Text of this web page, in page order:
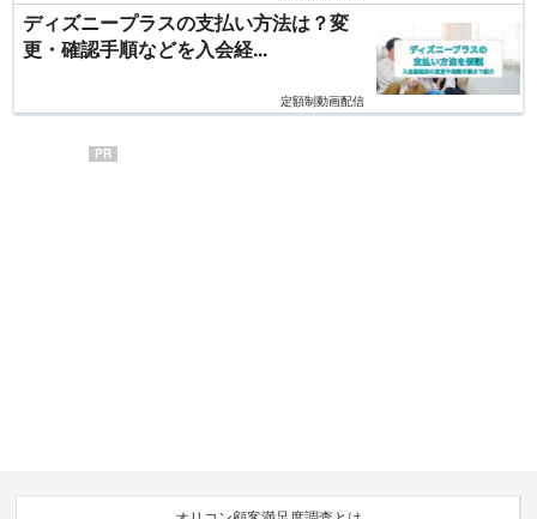
ディズニープラスの支払い方法は？変
更・確認手順などを入会経...
定額制動画配信
PR